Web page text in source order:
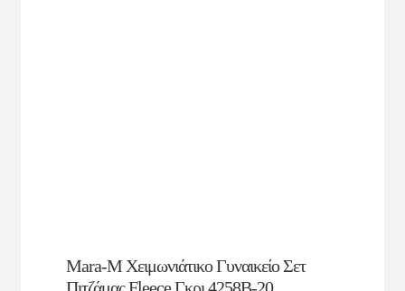
Mara-M Χειμωνιάτικο Γυναικείο Σετ
Πιτζάμας Fleece Γκρι 4258Β-20